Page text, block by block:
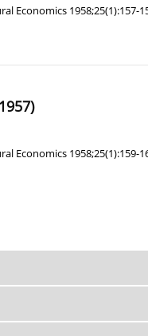
Economics 1958;25(1):157-
Economics 1958;25(1):159-